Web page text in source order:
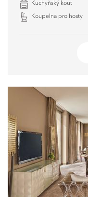
Kuchyňský kout
Koupelna pro hosty